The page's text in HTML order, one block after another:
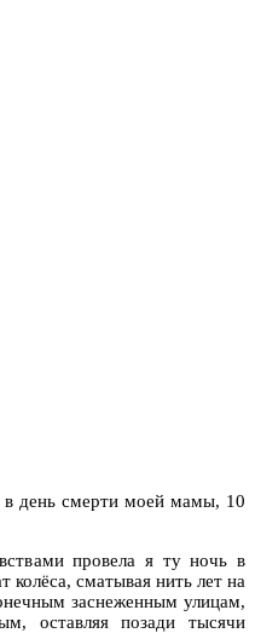
в день смерти моей мамы, 10
провела я ту ночь в
колёса, сматывая нить лет на
заснеженным улицам,
оставляя позади тысячи